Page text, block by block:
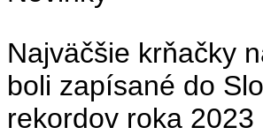
Najväčšie krňačky
boli zapísané do
rekordov roka 2023